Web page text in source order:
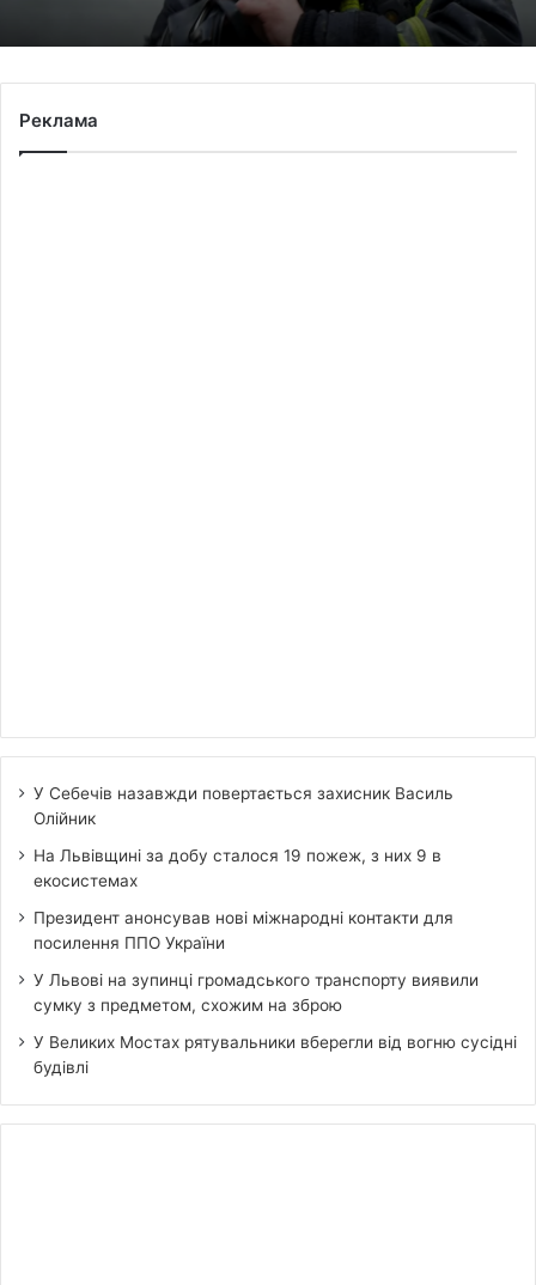
Реклама
У Себечів назавжди повертається захисник Василь
Олійник
На Львівщині за добу сталося 19 пожеж, з них 9 в
екосистемах
Президент анонсував нові міжнародні контакти для
посилення ППО України
У Львові на зупинці громадського транспорту виявили
сумку з предметом, схожим на зброю
У Великих Мостах рятувальники вберегли від вогню сусідні
будівлі